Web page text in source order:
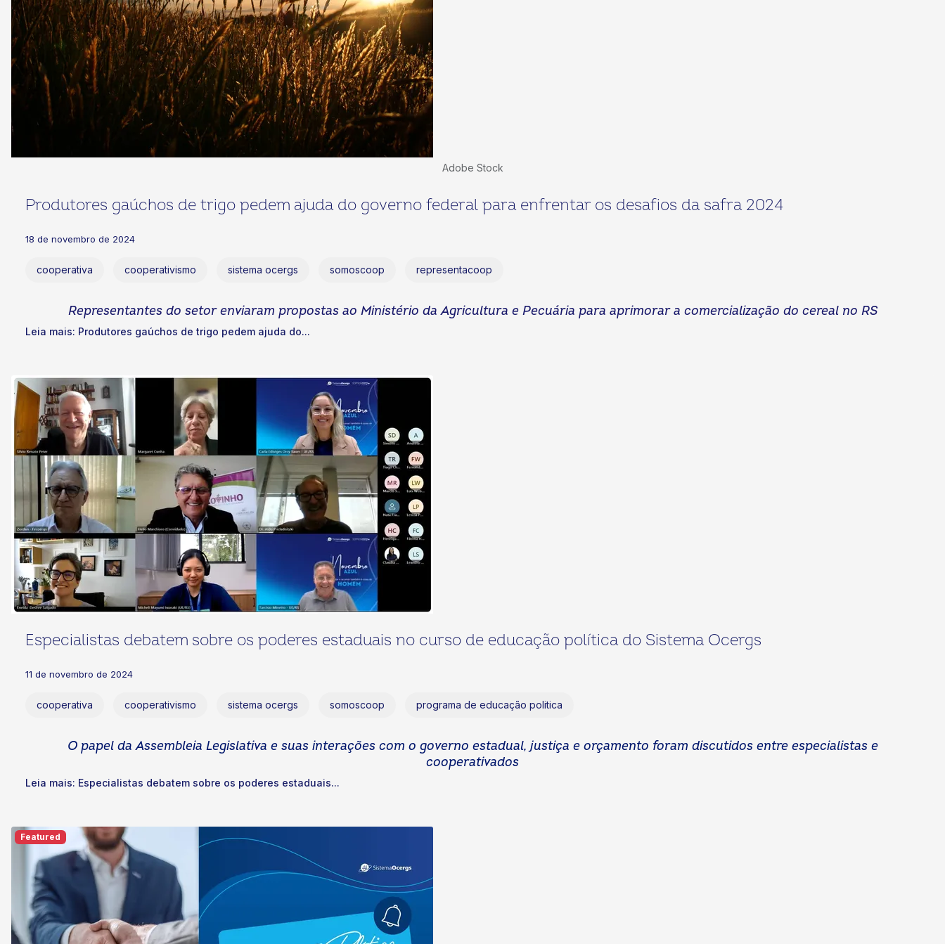
Adobe Stock
Produtores gaúchos de trigo pedem ajuda do governo federal para enfrentar os desafios da safra 2024
18 de novembro de 2024
cooperativa cooperativismo sistema ocergs somoscoop representacoop
Representantes do setor enviaram propostas ao Ministério da Agricultura e Pecuária para aprimorar a comercialização do cereal no RS
Leia mais: Produtores gaúchos de trigo pedem ajuda do...
Especialistas debatem sobre os poderes estaduais no curso de educação política do Sistema Ocergs
11 de novembro de 2024
cooperativa cooperativismo sistema ocergs somoscoop programa de educação politica
O papel da Assembleia Legislativa e suas interações com o governo estadual, justiça e orçamento foram discutidos entre especialistas e
cooperativados
Leia mais: Especialistas debatem sobre os poderes estaduais...
Featured